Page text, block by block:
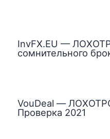
InvFX.EU —
сомнительного
VouDeal —
Проверка 2021